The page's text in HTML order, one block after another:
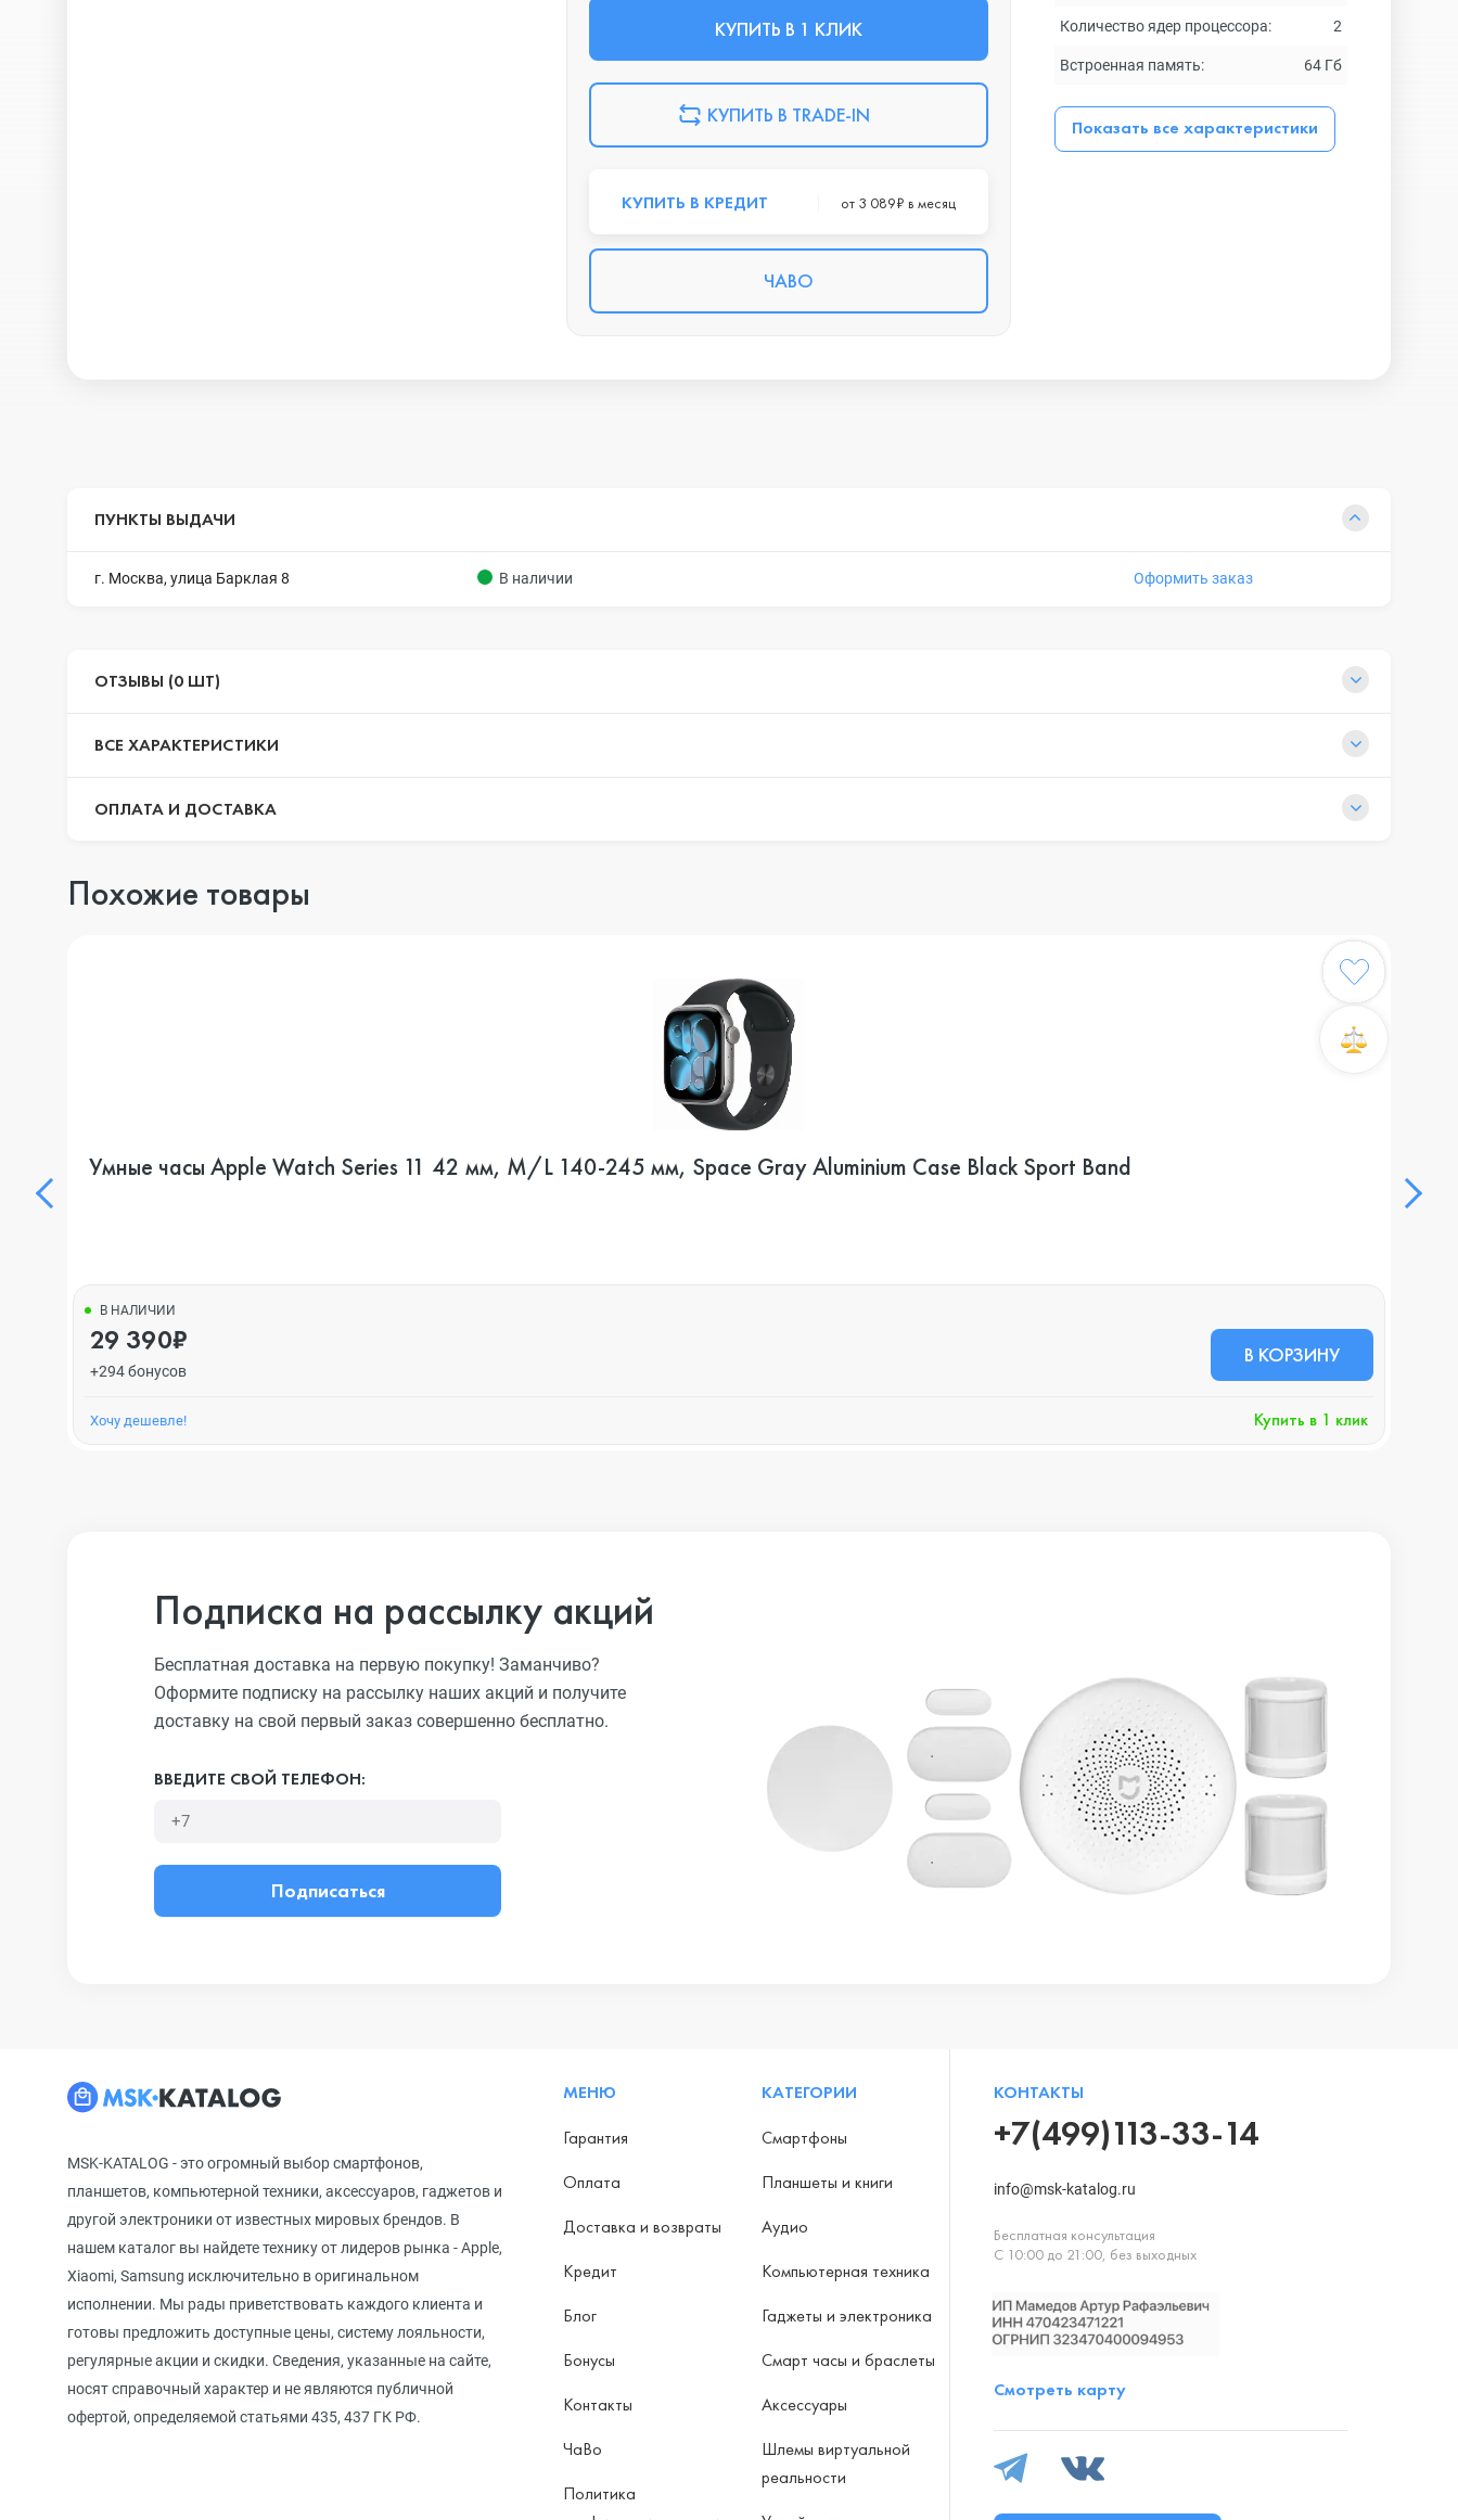
КУПИТЬ В 1 КЛИК
КУПИТЬ В TRADE-IN
КУПИТЬ В КРЕДИТ от 3 089₽ в месяц
ЧАВО
Количество ядер процессора: 2
Встроенная память: 64 Гб
Показать все характеристики
ПУНКТЫ ВЫДАЧИ
г. Москва, улица Барклая 8 В наличии Оформить заказ
ОТЗЫВЫ (0 ШТ)
ВСЕ ХАРАКТЕРИСТИКИ
ОПЛАТА И ДОСТАВКА
Похожие товары
Умные часы Apple Watch Series 11 42 мм, M/L 140-245 мм, Space Gray Aluminium Case Black Sport Band
В НАЛИЧИИ
29 390₽
+294 бонусов
В КОРЗИНУ
Хочу дешевле! Купить в 1 клик
Подписка на рассылку акций
Бесплатная доставка на первую покупку! Заманчиво?
Оформите подписку на рассылку наших акций и получите
доставку на свой первый заказ совершенно бесплатно.
ВВЕДИТЕ СВОЙ ТЕЛЕФОН:
Подписаться
MSK-KATALOG - это огромный выбор смартфонов,
планшетов, компьютерной техники, аксессуаров, гаджетов и
другой электроники от известных мировых брендов. В
нашем каталог вы найдете технику от лидеров рынка - Apple,
Xiaomi, Samsung исключительно в оригинальном
исполнении. Мы рады приветствовать каждого клиента и
готовы предложить доступные цены, систему лояльности,
регулярные акции и скидки. Сведения, указанные на сайте,
носят справочный характер и не являются публичной
офертой, определяемой статьями 435, 437 ГК РФ.
МЕНЮ
Гарантия
Оплата
Доставка и возвраты
Кредит
Блог
Бонусы
Контакты
ЧаВо
Политика
КАТЕГОРИИ
Смартфоны
Планшеты и книги
Аудио
Компьютерная техника
Гаджеты и электроника
Смарт часы и браслеты
Аксессуары
Шлемы виртуальной
реальности
КОНТАКТЫ
+7(499)113-33-14
info@msk-katalog.ru
Бесплатная консультация
С 10:00 до 21:00, без выходных
Смотреть карту